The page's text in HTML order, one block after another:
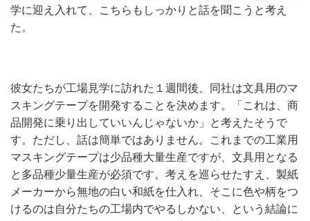
学に迎え入れて、こちらもしっかりと話を聞こうと考え
た。
彼女たちが工場見学に訪れた１週間後、同社は文具用のマ
スキングテープを開発することを決めます。「これは、商
品開発に乗り出していいんじゃないか」と考えたそうで
す。ただし、話は簡単ではありません。これまでの工業用
マスキングテープは少品種大量生産ですが、文具用となる
と多品種少量生産が必須です。考えを巡らせたすえ、製紙
メーカーから無地の白い和紙を仕入れ、そこに色や柄をつ
けるのは自分たちの工場内でやるしかない、という結論に